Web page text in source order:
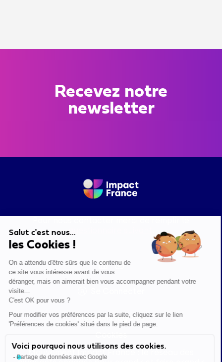
Recevez notre
newsletter
questionnaire suivant
Mentions légales
Mouvement Impact France : le réseau des
Salut c'est nous...
les Cookies !
On a attendu d'être sûrs que le contenu de
ce site vous intéresse avant de vous
déranger, mais on aimerait bien vous accompagner pendant votre
visite...
C'est OK pour vous ?
Pour modifier vos préférences par la suite, cliquez sur le lien
'Préférences de cookies' situé dans le pied de page.
Voici pourquoi nous utilisons des cookies.
Partage de données avec Google